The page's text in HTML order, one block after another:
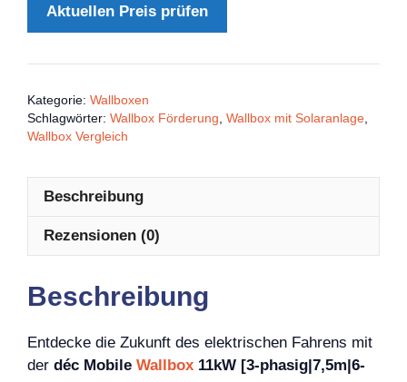
Aktuellen Preis prüfen
Kategorie: Wallboxen
Schlagwörter: Wallbox Förderung Wallbox mit Solaranlage
Wallbox Vergleich
Beschreibung
Rezensionen (0)
Beschreibung
Entdecke die Zukunft des elektrischen Fahrens mit
der déc Mobile Wallbox 11kW [3-phasig|7,5m|6-